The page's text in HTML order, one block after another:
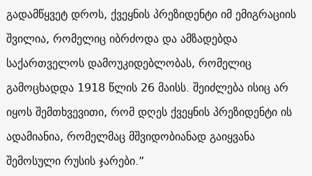
გადამწყვეტ დროს, ქვეყნის პრეზიდენტი იმ ემიგრაციის
შვილია, რომელიც იბრძოდა და ამზადებდა
საქართველოს დამოუკიდებლობას, რომელიც
გამოცხადდა 1918 წლის 26 მაისს. შეიძლება ისიც არ
იყოს შემთხვევითი, რომ დღეს ქვეყნის პრეზიდენტი ის
ადამიანია, რომელმაც მშვიდობიანად გაიყვანა
შემოსული რუსის ჯარები.”